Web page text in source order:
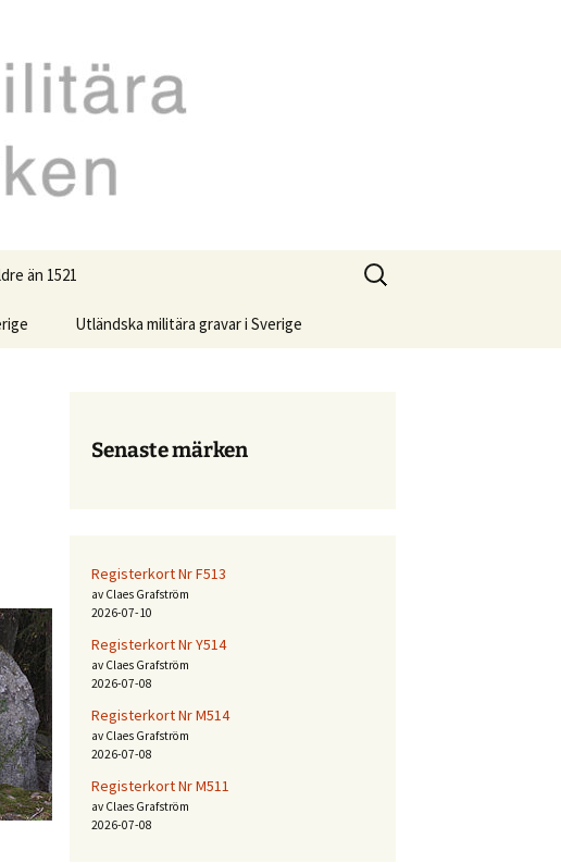
än 1521
Utländska militära gravar i Sverige
Sök
efter:
Senaste märken
Registerkort Nr F513
av Claes Grafström
2026-07-10
Registerkort Nr Y514
av Claes Grafström
2026-07-08
Registerkort Nr M514
av Claes Grafström
2026-07-08
Registerkort Nr M511
av Claes Grafström
2026-07-08